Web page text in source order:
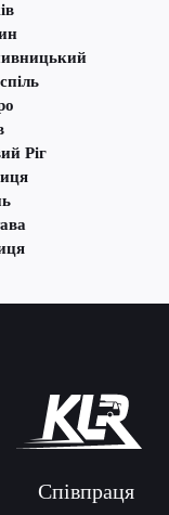
Ріг
Співпраця